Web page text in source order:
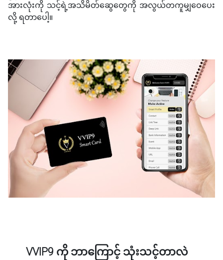
အားလုံးကို သင့်ရဲ့အသိမိတ်ဆွေတွေကို အလွယ်တကူမျှဝေပေး
လို့ ရတာပေါ့။
VVIP9 ကို ဘာကြောင့် သုံးသင့်တာလဲ